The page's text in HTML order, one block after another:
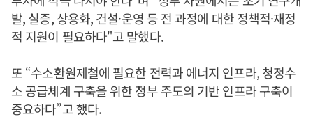
발, 실증, 상용화, 건설·운영 등 전 과정에 대한 정책적·재정
적 지원이 필요하다"고 말했다.
또 “수소환원제철에 필요한 전력과 에너지 인프라, 청정수
소 공급체계 구축을 위한 정부 주도의 기반 인프라 구축이
중요하다”고 했다.